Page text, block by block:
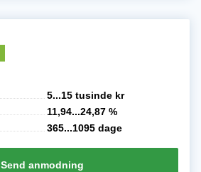
5...15 tusinde kr
11,94...24,87 %
365...1095 dage
Send anmodning